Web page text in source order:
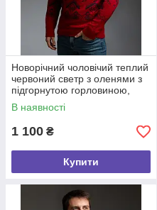
Новорічний чоловічий теплий
червоний светр з оленями з
підгорнутою горловиною,
Різдвяні вовняні светри
В наявності
1 100 ₴
Купити